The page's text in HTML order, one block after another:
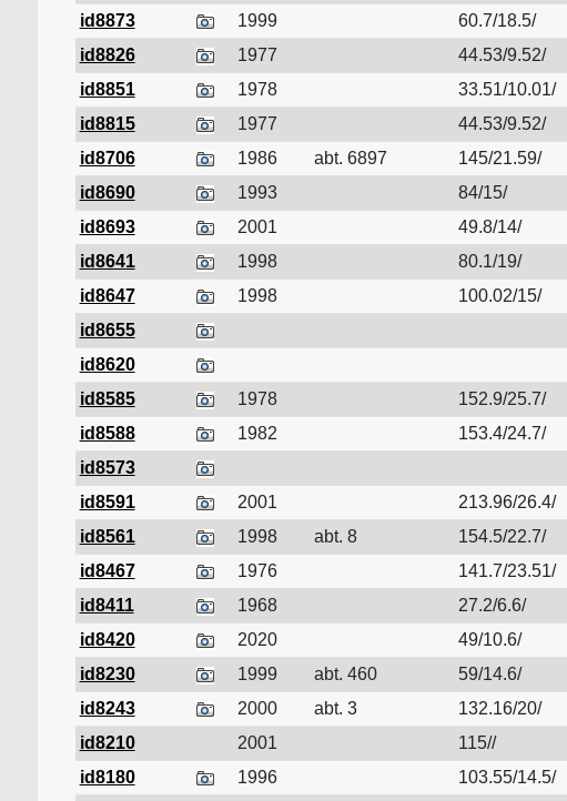
id8873
1999 60.7/18.5/
id8826
1977 44.53/9.52/
id8851
1978 33.51/10.01/
id8815
1977 44.53/9.52/
id8706
1986 abt. 6897 145/21.59/
id8690
1993 84/15/
id8693
2001 49.8/14/
id8641
1998 80.1/19/
id8647
1998 100.02/15/
id8655
id8620
id8585
1978 152.9/25.7/
id8588
1982 153.4/24.7/
id8573
id8591
2001 213.96/26.4/
id8561
1998 abt. 8 154.5/22.7/
id8467
1976 141.7/23.51/
id8411
1968 27.2/6.6/
id8420
2020 49/10.6/
id8230
1999 abt. 460 59/14.6/
id8243
2000 abt. 3 132.16/20/
id8210
2001 115//
id8180
1996 103.55/14.5/